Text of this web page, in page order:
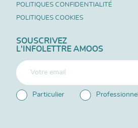
POLITIQUES CONFIDENTIALITÉ
POLITIQUES COOKIES
SOUSCRIVEZ
L'INFOLETTRE AMOOS
Particulier Professionnel